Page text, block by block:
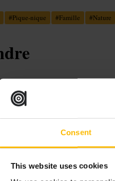
Consent
This website uses cookies
#Pique-nique #Famille #Nature
faire du vélo ou pique-
aires de jeux pour les enfants et
des cyclistes et des
hors de l'agitation urbaine.
visite